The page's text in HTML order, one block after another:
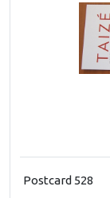
Postcard 528